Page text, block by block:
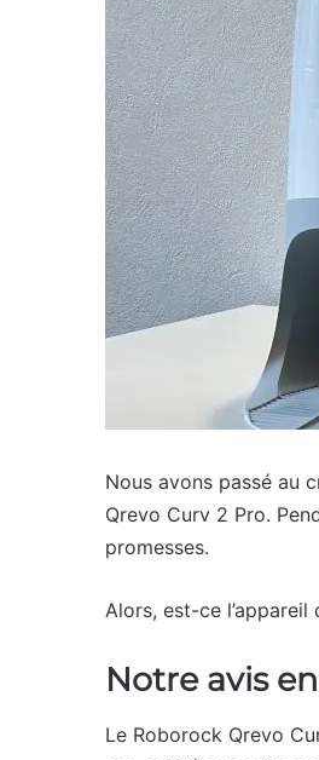
Nous avons passé au
Qrevo Curv 2 Pro.
promesses.
Alors, est-ce l’appareil
Notre avis
Le Roborock Qrevo